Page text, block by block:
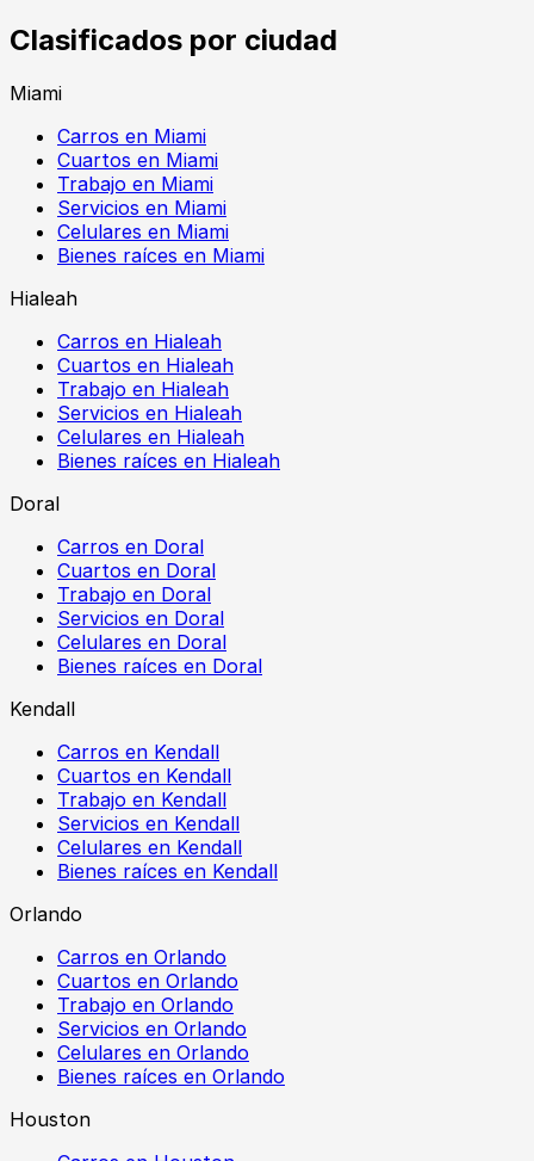
Clasificados por ciudad
Miami
Carros en Miami
Cuartos en Miami
Trabajo en Miami
Servicios en Miami
Celulares en Miami
Bienes raíces en Miami
Hialeah
Carros en Hialeah
Cuartos en Hialeah
Trabajo en Hialeah
Servicios en Hialeah
Celulares en Hialeah
Bienes raíces en Hialeah
Doral
Carros en Doral
Cuartos en Doral
Trabajo en Doral
Servicios en Doral
Celulares en Doral
Bienes raíces en Doral
Kendall
Carros en Kendall
Cuartos en Kendall
Trabajo en Kendall
Servicios en Kendall
Celulares en Kendall
Bienes raíces en Kendall
Orlando
Carros en Orlando
Cuartos en Orlando
Trabajo en Orlando
Servicios en Orlando
Celulares en Orlando
Bienes raíces en Orlando
Houston